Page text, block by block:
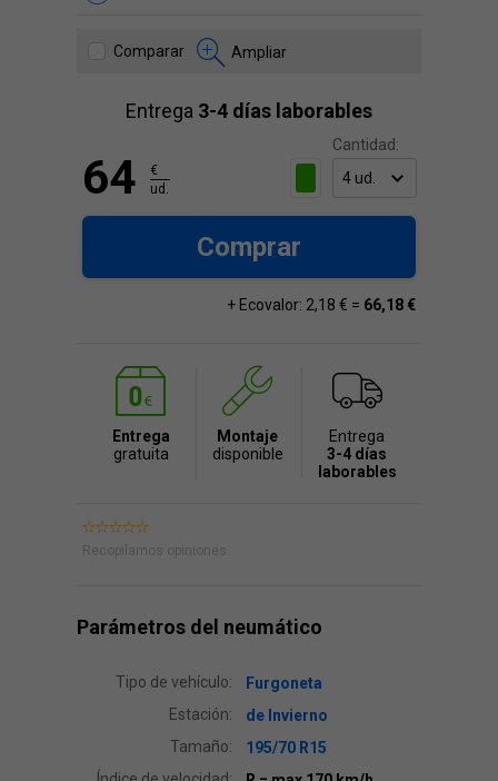
Comparar Ampliar
Entrega 3-4 días laborables
Cantidad:
64
€
ud.
Comprar
+ Ecovalor: 2,18 € = 66,18 €
Entrega
gratuita
Montaje
disponible
Entrega
3-4 días
laborables
Recopilamos opiniones.
Parámetros del neumático
Tipo de vehículo:
Furgoneta
Estación:
de Invierno
Tamaño:
195/70 R15